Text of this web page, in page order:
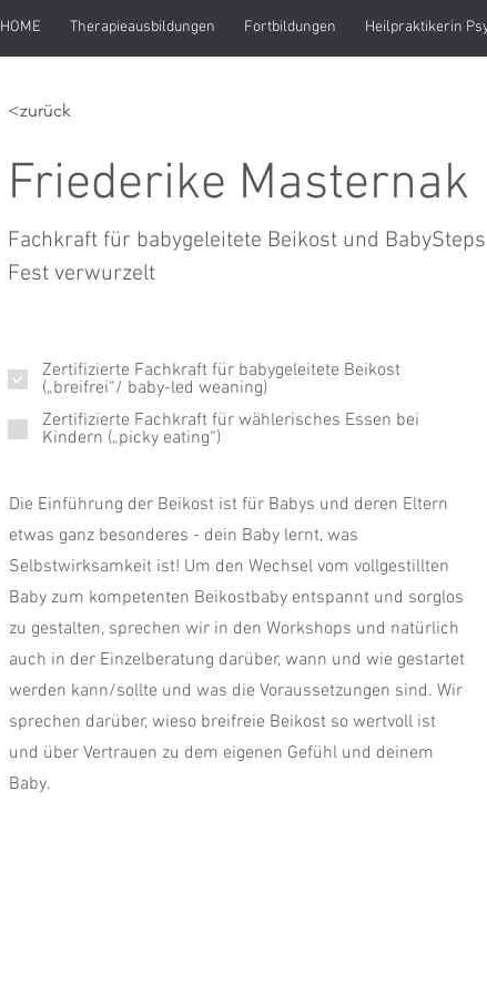
HOME Therapieausbildungen Fortbildungen Heilpraktikerin
<zurück
Friederike Masternak
Fachkraft für babygeleitete Beikost und
Fest verwurzelt
Zertifizierte Fachkraft für babygeleitete Beikost
(„breifrei“/ baby-led weaning)
Zertifizierte Fachkraft für wählerisches Essen bei
Kindern („picky eating“)
Die Einführung der Beikost ist für Babys und deren Eltern
etwas ganz besonderes - dein Baby lernt, was
Selbstwirksamkeit ist! Um den Wechsel vom vollgestillten
Baby zum kompetenten Beikostbaby entspannt und sorglos
zu gestalten, sprechen wir in den Workshops und natürlich
auch in der Einzelberatung darüber, wann und wie gestartet
werden kann/sollte und was die Voraussetzungen sind. Wir
sprechen darüber, wieso breifreie Beikost so wertvoll ist
und über Vertrauen zu dem eigenen Gefühl und deinem
Baby.